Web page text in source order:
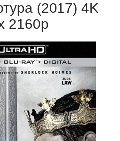
(2017) 4K
2160p